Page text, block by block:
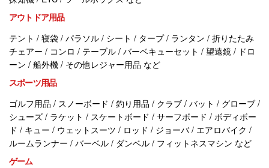
アウトドア用品
テント / 寝袋 / パラソル / シート / タープ / ランタン / 折りたたみ
チェアー / コンロ / テーブル / バーベキューセット / 望遠鏡 / ドロ
ーン / 船外機 / その他レジャー用品 など
スポーツ用品
ゴルフ用品 / スノーボード / 釣り用品 / クラブ / バット / グローブ /
シューズ / ラケット / スケートボード / サーフボード / ボディボー
ド / キュー / ウェットスーツ / ロッド / ジョーバ / エアロバイク /
ルームランナー / バーベル / ダンベル / フィットネスマシン など
ゲーム